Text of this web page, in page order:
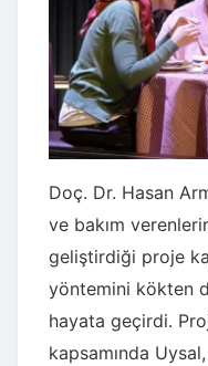
Doç. Dr. Hasan
ve bakım
geliştirdiği proje
yöntemini kökten
hayata geçirdi.
kapsamında